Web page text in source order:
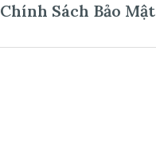
Chính Sách Bảo Mật